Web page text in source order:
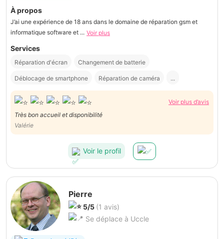
À propos
J’ai une expérience de 18 ans dans le domaine de réparation gsm et
informatique software et ... Voir plus
Services
Réparation d'écran Changement de batterie
Déblocage de smartphone Réparation de caméra ...
Voir plus d’avis
Très bon accueil et disponibilité
Valérie
Voir le profil
Pierre
5/5 (1 avis)
Se déplace à Uccle